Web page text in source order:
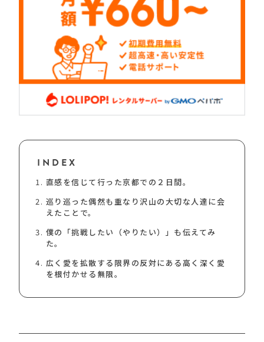
INDEX
直感を信じて行った京都での２日間。
巡り巡った偶然も重なり沢山の大切な人達に会
えたことで。
僕の「挑戦したい（やりたい）」も伝えてみ
た。
広く愛を拡散する限界の反対にある高く深く愛
を根付かせる無限。